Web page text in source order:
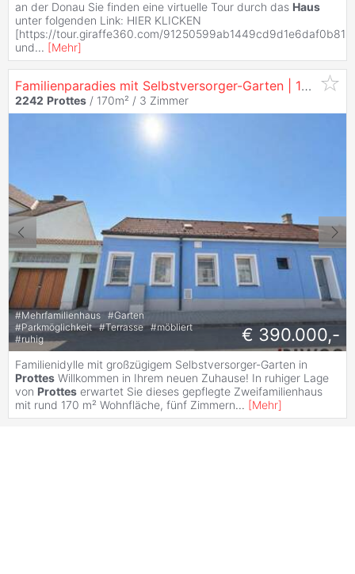
an der Donau Sie finden eine virtuelle Tour durch das Haus
unter folgenden Link: HIER KLICKEN
[https://tour.giraffe360.com/
und... [Mehr]
Familienparadies mit Selbstversorger-Garten | 170 m² Wohnfläche auf 1.100 m² Grund
2242 Prottes / 170m² / 3 Zimmer
#Mehrfamilienhaus #Garten
#Parkmöglichkeit #Terrasse #möbliert
#ruhig € 390.000,-
Familienidylle mit großzügigem Selbstversorger-Garten in
Prottes Willkommen in Ihrem neuen Zuhause! In ruhiger Lage
von Prottes erwartet Sie dieses gepflegte Zweifamilienhaus
mit rund 170 m² Wohnfläche, fünf Zimmern... [Mehr]